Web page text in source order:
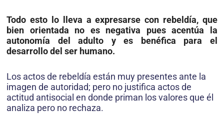
Todo esto lo lleva a expresarse con rebeldía, que
bien orientada no es negativa pues acentúa la
autonomía del adulto y es benéfica para el
desarrollo del ser humano.
Los actos de rebeldía están muy presentes ante la
imagen de autoridad; pero no justifica actos de
actitud antisocial en donde priman los valores que él
analiza pero no rechaza.